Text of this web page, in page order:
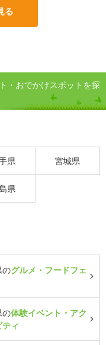
る
・おでかけスポットを探
県 宮城県
県
のグルメ・フードフェ
の体験イベント・アク
ィ